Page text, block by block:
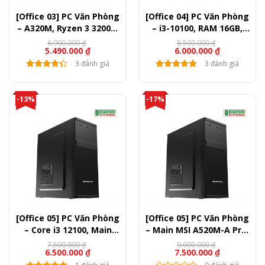
[Office 03] PC Văn Phòng
– A320M, Ryzen 3 3200G,
Ram 8GB, SSD
120GB,350W – Giải pháp
văn phòng mượt mà,
6.900.000₫
Giá
gốc
là:
5.490.000₫
Giá
hiện
tại3 đánh giá
[Office 04] PC Văn Phòng
– i3-10100, RAM 16GB,
SSD 256GB: Giải pháp tối
ưu cho hiệu suất làm
việc hàng ngày
8.500.000₫
Giá
gốc
là:
6.000.000₫
Giá
hiện
tại3 đánh giá
-13%
[Office 05] PC Văn Phòng
– Core i3 12100, Main
H610M, Ram 8GB, SSD
240GB, 500W
7.500.000₫
Giá
gốc
6.500.000₫
Giá
hiện
-17%
[Office 05] PC Văn Phòng
– Main MSI A520M-A Pro,
Ryzen 5 5500, RAM 8GB
DDR4, SSD WD Green
9.000.000₫
Giá
gốc
7.500.000₫
Giá
hiện